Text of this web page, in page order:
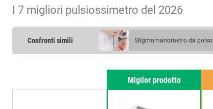
I 7 migliori pulsiossimetro del 2026
Confronti simili sfigmomanometro da polso
Miglior prodotto